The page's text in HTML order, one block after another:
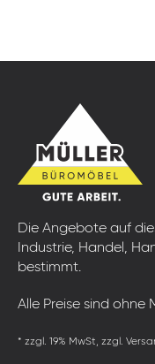
Die Angebote auf
Industrie, Handel,
bestimmt.
Alle Preise sind ohne
* zzgl. 19% MwSt, zzgl.